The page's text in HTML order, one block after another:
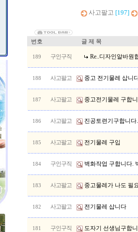
사고팔고 [197]
번호 글 제 목
189 구인구직 Re..디자인알바원
188 사고팔고 중고 전기물레 삽니
187 사고팔고 중고전기물레 구합
186 사고팔고 진공토련기구합니다.
185 사고팔고 전기물레 구입
184 구인구직 벽화작업 구합니다.
183 사고팔고 중고물레가 나도 필
182 사고팔고 전기물레 삽니다
181 구인구직 도자기 선생님구합